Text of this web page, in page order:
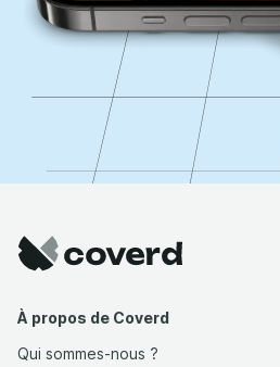
À propos de Coverd
Qui sommes-nous ?